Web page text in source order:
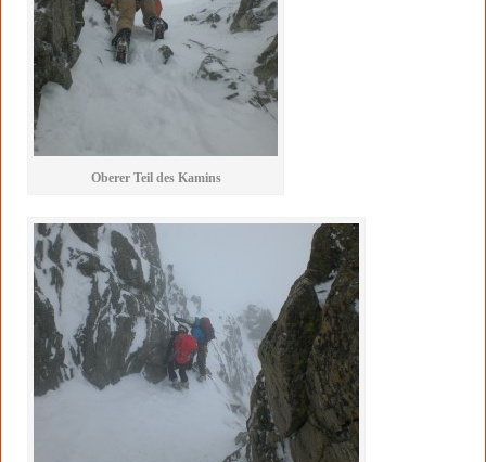
Oberer Teil des Kamins